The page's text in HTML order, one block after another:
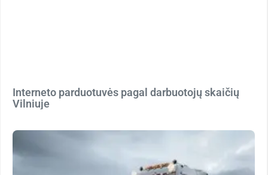
Interneto parduotuvės pagal darbuotojų skaičių
Vilniuje